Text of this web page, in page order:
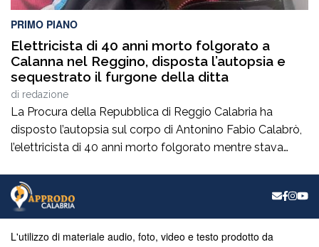
PRIMO PIANO
Elettricista di 40 anni morto folgorato a
Calanna nel Reggino, disposta l’autopsia e
sequestrato il furgone della ditta
di redazione
La Procura della Repubblica di Reggio Calabria ha
disposto l’autopsia sul corpo di Antonino Fabio Calabrò,
l’elettricista di 40 anni morto folgorato mentre stava
di Calanna. Le indagini, coordinate dalla Procura guidata
da Giuseppe Borrelli, sono affidate ai carabinieri, che
hanno proceduto anche al sequestro del furgone della
ditta privata per la quale lavorava […]
L'utilizzo di materiale audio, foto, video e testo prodotto da